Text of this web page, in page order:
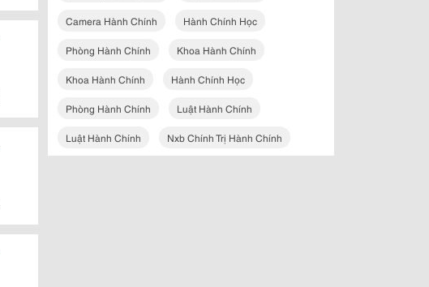
Camera Hành Chính Hành Chính Học
Phòng Hành Chính Khoa Hành Chính
Khoa Hành Chính Hành Chính Học
Phòng Hành Chính Luật Hành Chính
Luật Hành Chính Nxb Chính Trị Hành Chính